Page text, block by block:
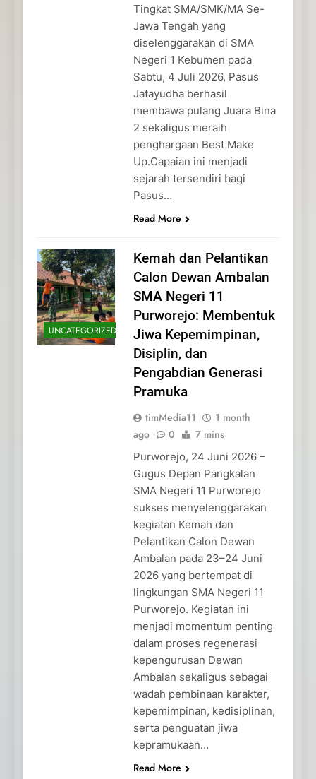
Tingkat SMA/SMK/MA Se-
Jawa Tengah yang
diselenggarakan di SMA
Negeri 1 Kebumen pada
Sabtu, 4 Juli 2026, Pasus
Jatayudha berhasil
membawa pulang Juara Bina
2 sekaligus meraih
penghargaan Best Make
Up.Capaian ini menjadi
sejarah tersendiri bagi
Pasus…
Read More
UNCATEGORIZED
Kemah dan Pelantikan
Calon Dewan Ambalan
SMA Negeri 11
Purworejo: Membentuk
Jiwa Kepemimpinan,
Disiplin, dan
Pengabdian Generasi
Pramuka
timMedia11
1 month
ago
0 7 mins
Purworejo, 24 Juni 2026 –
Gugus Depan Pangkalan
SMA Negeri 11 Purworejo
sukses menyelenggarakan
kegiatan Kemah dan
Pelantikan Calon Dewan
Ambalan pada 23–24 Juni
2026 yang bertempat di
lingkungan SMA Negeri 11
Purworejo. Kegiatan ini
menjadi momentum penting
dalam proses regenerasi
kepengurusan Dewan
Ambalan sekaligus sebagai
wadah pembinaan karakter,
kepemimpinan, kedisiplinan,
serta penguatan jiwa
kepramukaan…
Read More